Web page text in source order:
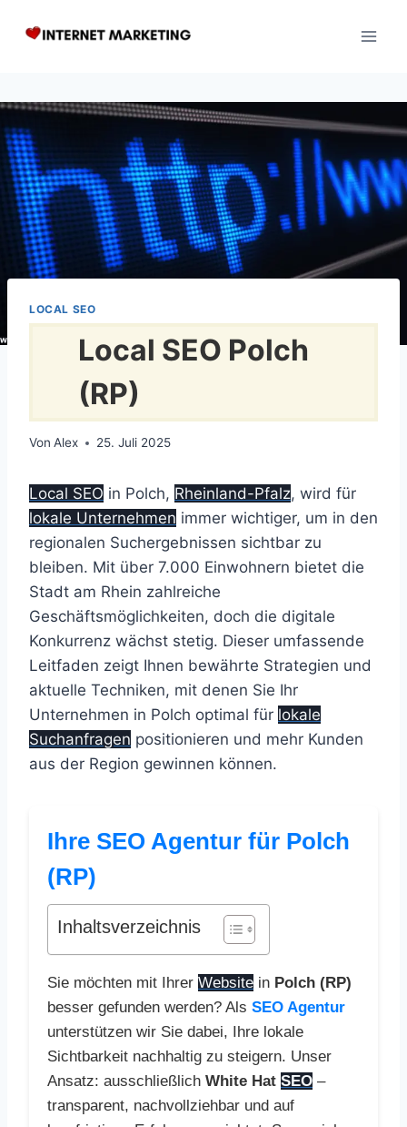
Inhalt
LOCAL SEO
Local SEO Polch
(RP)
Von Alex 25. Juli 2025
Local SEO in Polch, Rheinland-Pfalz, wird für
lokale Unternehmen immer wichtiger, um in den
regionalen Suchergebnissen sichtbar zu
bleiben. Mit über 7.000 Einwohnern bietet die
Stadt am Rhein zahlreiche
Geschäftsmöglichkeiten, doch die digitale
Konkurrenz wächst stetig. Dieser umfassende
Leitfaden zeigt Ihnen bewährte Strategien und
aktuelle Techniken, mit denen Sie Ihr
Unternehmen in Polch optimal für lokale
Suchanfragen positionieren und mehr Kunden
aus der Region gewinnen können.
Ihre SEO Agentur für Polch
(RP)
Inhaltsverzeichnis
Sie möchten mit Ihrer Website in Polch (RP)
besser gefunden werden? Als SEO Agentur
unterstützen wir Sie dabei, Ihre lokale
Sichtbarkeit nachhaltig zu steigern. Unser
Ansatz: ausschließlich White Hat SEO –
transparent, nachvollziehbar und auf